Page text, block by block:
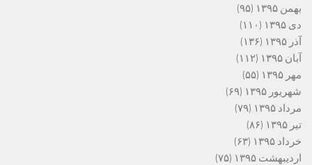
بهمن ۱۳۹۵
(۹۵)
دی ۱۳۹۵
(۱۱۰)
آذر ۱۳۹۵
(۱۳۶)
آبان ۱۳۹۵
(۱۱۲)
مهر ۱۳۹۵
(۵۵)
شهریور ۱۳۹۵
(۶۹)
مرداد ۱۳۹۵
(۷۹)
تیر ۱۳۹۵
(۸۶)
خرداد ۱۳۹۵
(۶۳)
اردیبهشت ۱۳۹۵
(۷۵)